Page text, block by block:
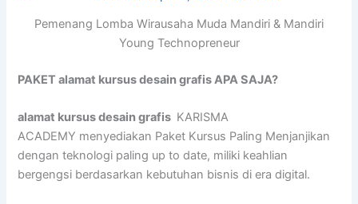
Pemenang Lomba Wirausaha Muda Mandiri & Mandiri
Young Technopreneur
PAKET alamat kursus desain grafis APA SAJA?
alamat kursus desain grafis KARISMA
ACADEMY menyediakan Paket Kursus Paling Menjanjikan
dengan teknologi paling up to date, miliki keahlian
bergengsi berdasarkan kebutuhan bisnis di era digital.